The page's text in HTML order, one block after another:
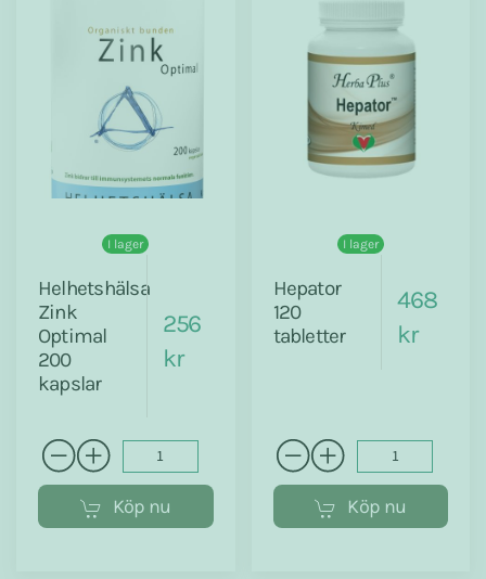
I lager
Helhetshälsa
Zink
Optimal
200
kapslar
256
kr
Köp nu
I lager
Hepator
120
tabletter
468
kr
Köp nu